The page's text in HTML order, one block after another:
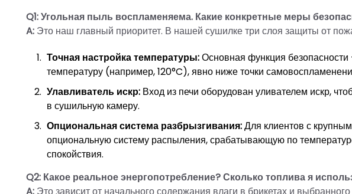
Q1: Угольная пыль воспламеняема. Какие конкретные меры
A: Это наш главный приоритет. В нашей сушилке три слоя защиты от
Точная настройка температуры:Основная функция
температуру (например, 120°C), явно ниже точки
Улавливатель искр: Вход из печи оборудован уливателем искр,
в сушильную камеру.
Опциональная система разбрызгивания:Для клиентов с
опциональную систему распыления, срабатывающую по
спокойствия.
Q2: Какое реальное энергопотребление? Сколько топлива я